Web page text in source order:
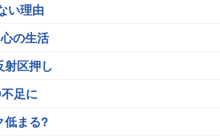
い理由
の生活
射区押し
足に
低まる?